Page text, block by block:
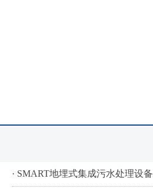
· SMART地埋式集成污水处理设备